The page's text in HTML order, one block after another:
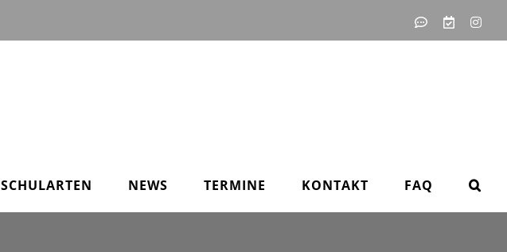
IServWebUntis
SCHULARTEN NEWS TERMINE KONTAKT FAQ